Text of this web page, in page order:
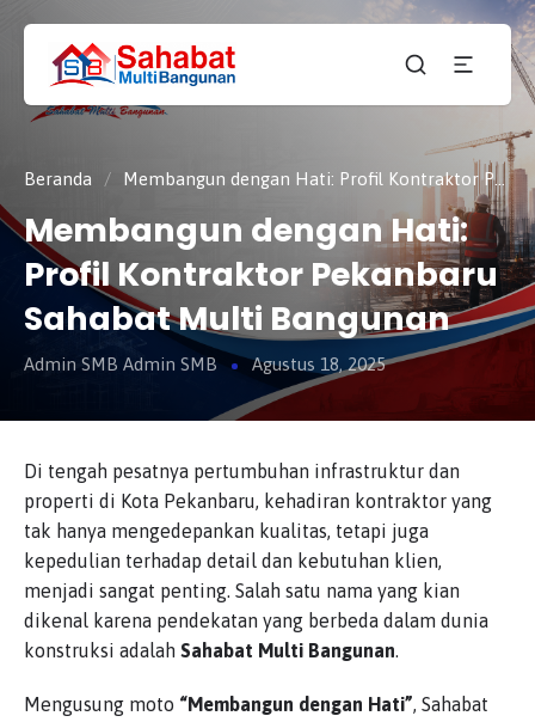
CV.
SAHABAT
MULTI
BANGUNAN
Sahabat
Pembangunan Anda
Beranda / Membangun dengan Hati: Profil Kontraktor Pekanbaru Sahabat Multi Bangunan
Membangun dengan Hati:
Profil Kontraktor Pekanbaru
Sahabat Multi Bangunan
Admin SMB Admin SMB Agustus 18, 2025
Di tengah pesatnya pertumbuhan infrastruktur dan
properti di Kota Pekanbaru, kehadiran kontraktor yang
tak hanya mengedepankan kualitas, tetapi juga
kepedulian terhadap detail dan kebutuhan klien,
menjadi sangat penting. Salah satu nama yang kian
dikenal karena pendekatan yang berbeda dalam dunia
konstruksi adalah Sahabat Multi Bangunan.
Mengusung moto “Membangun dengan Hati”, Sahabat